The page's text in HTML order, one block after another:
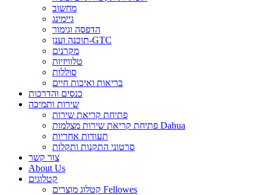
מחשוב
גיימינג
הדפסה וגימור
תוכנה וענן-GTC
מקרנים
טלוויזיות
סוללות
בריאות ואיכות חיים
כנסים והדרכות
שירות ותמיכה
פתיחת קריאת שירות
פתיחת קריאת שירות מצלמות Dahua
תעודות אחריות
סרטוני התקנות ותקלות
צור קשר
About Us
קטלוגים
קטלוג מוצרים Fellowes